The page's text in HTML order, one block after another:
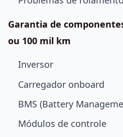
Garantia de
ou 100 mil km
Inversor
Carregador onboard
BMS (Battery
Módulos de controle